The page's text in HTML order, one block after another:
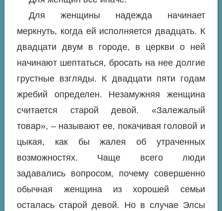
Для женщины надежда начинает
меркнуть, когда ей исполняется двадцать. К
двадцати двум в городе, в церкви о ней
начинают шептаться, бросать на нее долгие
грустные взгляды. К двадцати пяти годам
жребий определен. Незамужняя женщина
считается старой девой. «Залежалый
товар», – называют ее, покачивая головой и
цыкая, как бы жалея об утраченных
возможностях. Чаще всего люди
задавались вопросом, почему совершенно
обычная женщина из хорошей семьи
осталась старой девой. Но в случае Элсы